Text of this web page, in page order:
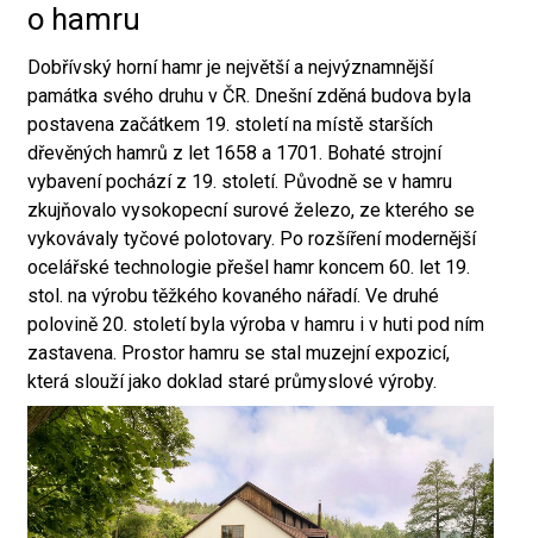
o hamru
Dobřívský horní hamr je největší a nejvýznamnější
památka svého druhu v ČR. Dnešní zděná budova byla
postavena začátkem 19. století na místě starších
dřevěných hamrů z let 1658 a 1701. Bohaté strojní
vybavení pochází z 19. století. Původně se v hamru
zkujňovalo vysokopecní surové železo, ze kterého se
vykovávaly tyčové polotovary. Po rozšíření modernější
ocelářské technologie přešel hamr koncem 60. let 19.
stol. na výrobu těžkého kovaného nářadí. Ve druhé
polovině 20. století byla výroba v hamru i v huti pod ním
zastavena. Prostor hamru se stal muzejní expozicí,
která slouží jako doklad staré průmyslové výroby.